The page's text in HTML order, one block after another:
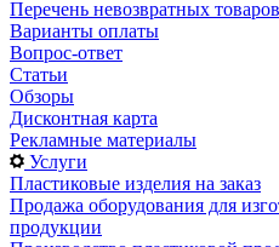
Перечень невозвратных товаров
Варианты оплаты
Вопрос-ответ
Статьи
Обзоры
Дисконтная карта
Рекламные материалы
Услуги
Пластиковые изделия на заказ
Продажа оборудования для
продукции